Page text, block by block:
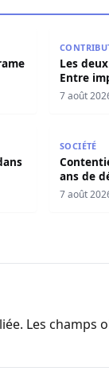
Les
Entre
Moussa
7 août
SOCIÉTÉ
ans de
7 août
Les champs